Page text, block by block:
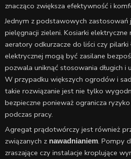
znacząco zwiększa efektywność i
Jednym z podstawowych zastosowań
pielęgnacji zieleni. Kosiarki
aeratory odkurzacze do liści czy pilarki
elektrycznej mogą być zasilane
pozwala uniknąć stosowania długich i
W przypadku większych ogrodów i
takie rozwiązanie jest nie tylko
bezpieczne ponieważ ogranicza
podczas pracy.
Agregat prądotwórczy jest również
związanych z nawadnianiem. Pompy
zraszające czy instalacje kroplujące